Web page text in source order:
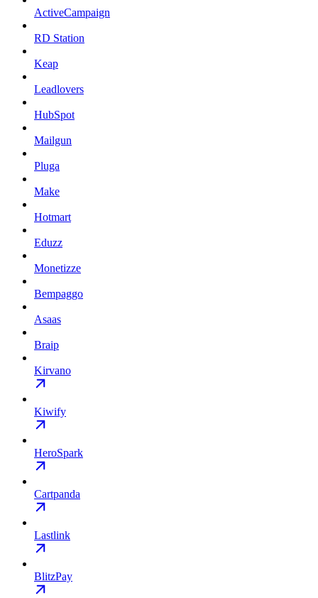
ActiveCampaign
RD Station
Keap
Leadlovers
HubSpot
Mailgun
Pluga
Make
Hotmart
Eduzz
Monetizze
Bempaggo
Asaas
Braip
Kirvano
Kiwify
HeroSpark
Cartpanda
Lastlink
BlitzPay